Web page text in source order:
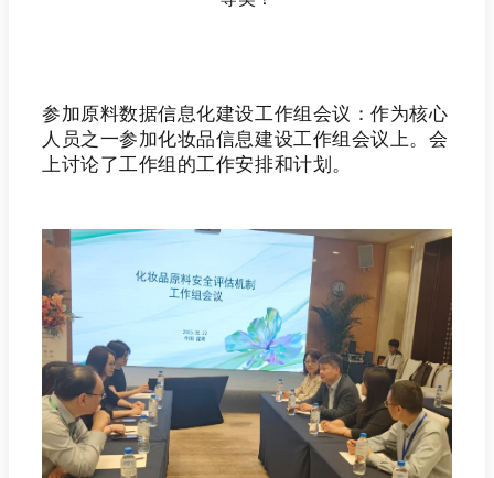
参加原料数据信息化建设工作组会议：作为核心
人员之一参加化妆品信息建设工作组会议上。会
上讨论了工作组的工作安排和计划。